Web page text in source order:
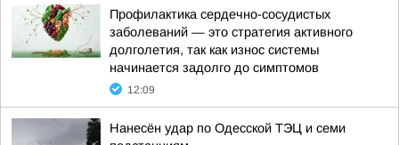
Профилактика сердечно-сосудистых
заболеваний — это стратегия активного
долголетия, так как износ системы
начинается задолго до симптомов
12:09
Нанесён удар по Одесской ТЭЦ и семи